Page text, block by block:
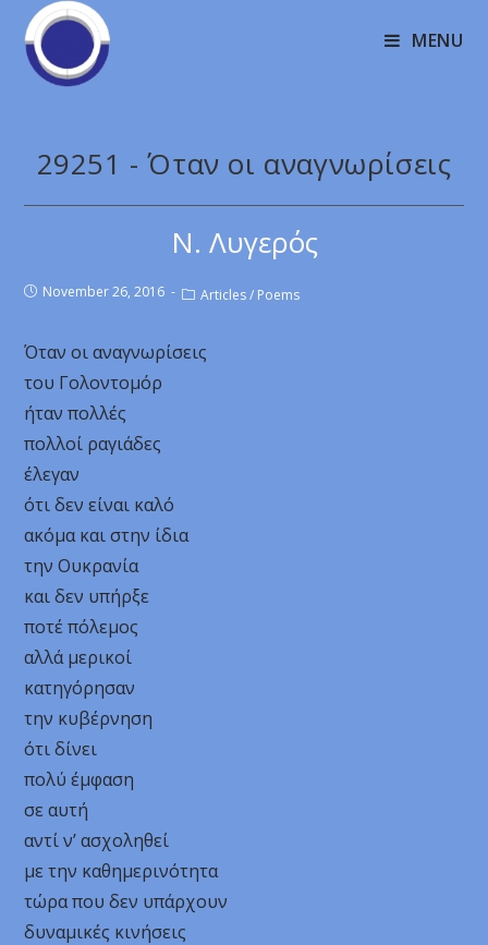
MENU
29251 - Όταν οι αναγνωρίσεις
Ν. Λυγερός
November 26, 2016 Articles / Poems
Όταν οι αναγνωρίσεις
του Γολοντομόρ
ήταν πολλές
πολλοί ραγιάδες
έλεγαν
ότι δεν είναι καλό
ακόμα και στην ίδια
την Ουκρανία
και δεν υπήρξε
ποτέ πόλεμος
αλλά μερικοί
κατηγόρησαν
την κυβέρνηση
ότι δίνει
πολύ έμφαση
σε αυτή
αντί ν’ ασχοληθεί
με την καθημερινότητα
τώρα που δεν υπάρχουν
δυναμικές κινήσεις